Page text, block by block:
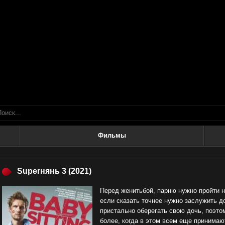
Фильмы
Superнянь 3 (2021)
Перед женитьбой, парню нужно пройти
если сказать точнее нужно заслужить
пристально оберегать свою дочь,
более, когда в этом всем еще